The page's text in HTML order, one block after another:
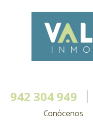
942 304 949
Conócenos